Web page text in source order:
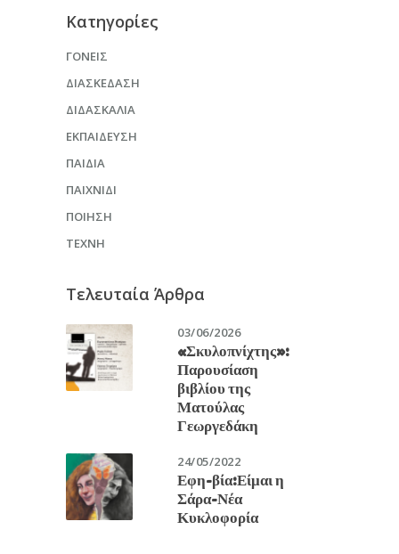
Kατηγορίες
ΓΟΝΕΊΣ
ΔΙΑΣΚΈΔΑΣΗ
ΔΙΔΑΣΚΑΛΊΑ
ΕΚΠΑΊΔΕΥΣΗ
ΠΑΙΔΙΆ
ΠΑΙΧΝΊΔΙ
ΠΟΊΗΣΗ
ΤΈΧΝΗ
Τελευταία Άρθρα
03/06/2026
«Σκυλοπνίχτης»:
Παρουσίαση
βιβλίου της
Ματούλας
Γεωργεδάκη
24/05/2022
Εφη-βία:Είμαι η
Σάρα-Νέα
Κυκλοφορία